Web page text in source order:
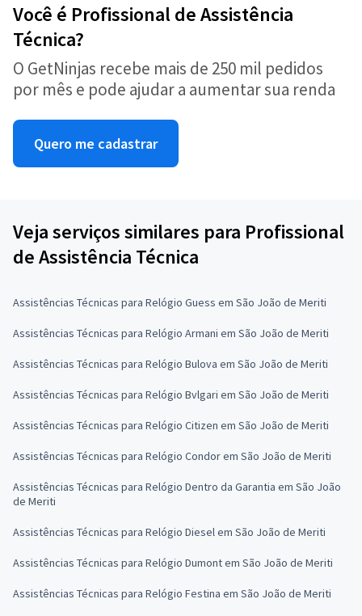
Você é Profissional de Assistência
Técnica?
O GetNinjas recebe mais de 250 mil pedidos
por mês e pode ajudar a aumentar sua renda
Quero me cadastrar
Veja serviços similares para Profissional
de Assistência Técnica
Assistências Técnicas para Relógio Guess em São João de Meriti
Assistências Técnicas para Relógio Armani em São João de Meriti
Assistências Técnicas para Relógio Bulova em São João de Meriti
Assistências Técnicas para Relógio Bvlgari em São João de Meriti
Assistências Técnicas para Relógio Citizen em São João de Meriti
Assistências Técnicas para Relógio Condor em São João de Meriti
Assistências Técnicas para Relógio Dentro da Garantia em São João
de Meriti
Assistências Técnicas para Relógio Diesel em São João de Meriti
Assistências Técnicas para Relógio Dumont em São João de Meriti
Assistências Técnicas para Relógio Festina em São João de Meriti